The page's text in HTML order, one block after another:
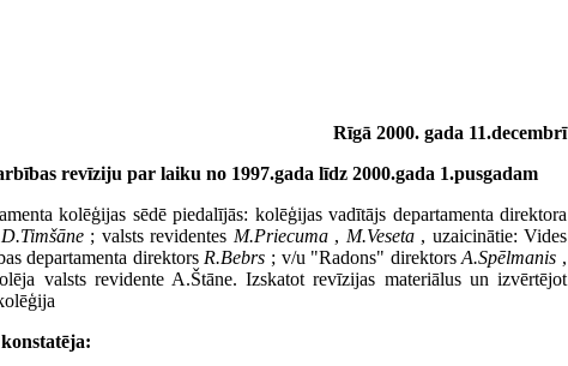
Rīgā 2000. gada 11.decembrī
revīziju par laiku no 1997.gada līdz 2000.gada 1.pusgadam
kolēģijas sēdē piedalījās: kolēģijas vadītājs departamenta direktora
D.Timšāne; valsts revidentes M.Priecuma, M.Veseta, uzaicinātie: Vides
departamenta direktors R.Bebrs ; v/u "Radons" direktorsA.Spēlmanis ,
valsts revidente A.Štāne. Izskatot revīzijas materiālus un izvērtējot
konstatēja: